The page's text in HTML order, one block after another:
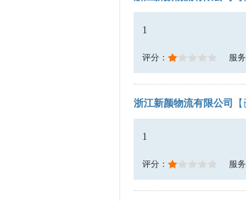
1
评分： 服
浙江新颜物流有限公司
1
评分： 服